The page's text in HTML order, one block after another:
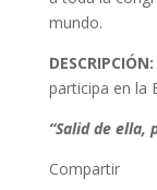
mundo.
DESCRIPCIÓN:
participa en la
“Salid de ella,
Compartir